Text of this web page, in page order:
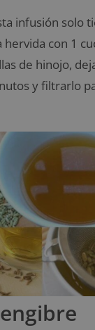
infusión solo
hervida con 1
de hinojo,
y filtrarlo